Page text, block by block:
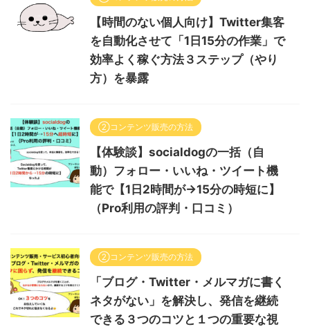
【時間のない個人向け】Twitter集客
を自動化させて「1日15分の作業」で
効率よく稼ぐ方法３ステップ（やり
方）を暴露
②コンテンツ販売の方法
【体験談】socialdogの一括（自
動）フォロー・いいね・ツイート機
能で【1日2時間が→15分の時短に】
（Pro利用の評判・口コミ）
②コンテンツ販売の方法
「ブログ・Twitter・メルマガに書く
ネタがない」を解決し、発信を継続
できる３つのコツと１つの重要な視